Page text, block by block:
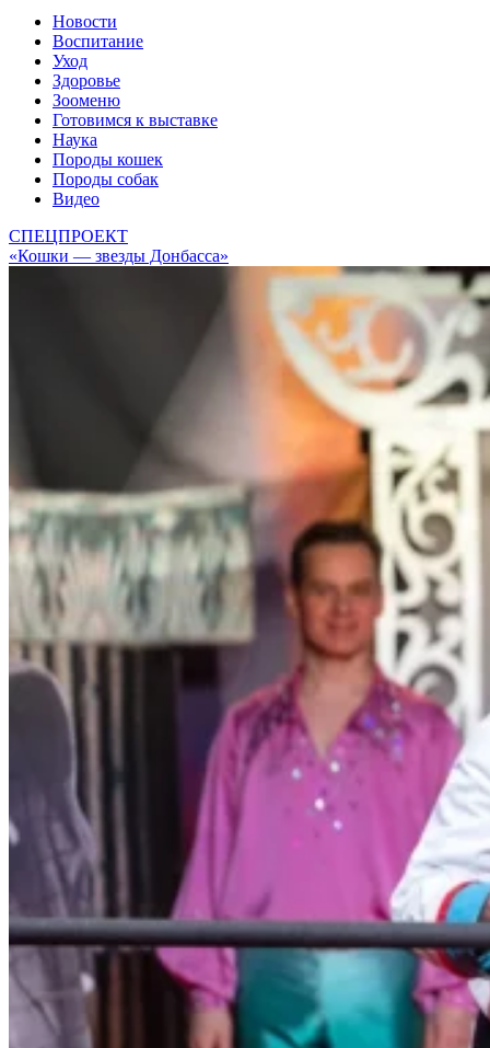
Новости
Воспитание
Уход
Здоровье
Зооменю
Готовимся к выставке
Наука
Породы кошек
Породы собак
Видео
СПЕЦПРОЕКТ
«Кошки — звезды Донбасса»